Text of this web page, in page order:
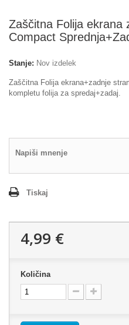
Zaščitna Folija ekrana
Compact
Stanje: Nov izdelek
Zaščitna Folija ekrana+zadnje
kompletu folija za spredaj+zadaj.
Napiši mnenje
Tiskaj
4,99 €
Količina